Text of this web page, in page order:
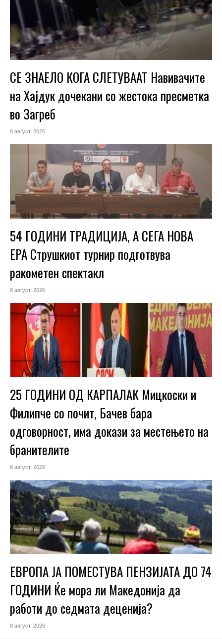
СЕ ЗНАЕЛО КОГА СЛЕТУВААТ Навивачите
на Хајдук дочекани со жестока пресметка
во Загреб
8 август, 2026
54 ГОДИНИ ТРАДИЦИЈА, А СЕГА НОВА
ЕРА Струшкиот турнир подготвува
ракометен спектакл
8 август, 2026
25 ГОДИНИ ОД КАРПАЛАК Мицкоски и
Филипче со почит, Бачев бара
одговорност, има докази за местењето на
бранителите
8 август, 2026
ЕВРОПА ЈА ПОМЕСТУВА ПЕНЗИЈАТА ДО 74
ГОДИНИ Ќе мора ли Македонија да
работи до седмата деценија?
8 август, 2026